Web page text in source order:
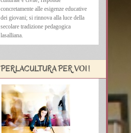
concretamente alle esigenze educative
dei giovani; si rinnova alla luce della
secolare tradizione pedagogica
lasalliana.
PERLACULTURA PER VOI !